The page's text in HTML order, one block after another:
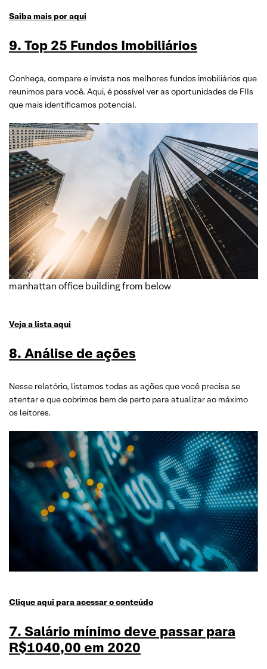
Saiba mais por aqui
9. Top 25 Fundos Imobiliários
Conheça, compare e invista nos melhores fundos imobiliários que
reunimos para você. Aqui, é possível ver as oportunidades de FIIs
que mais identificamos potencial.
manhattan office building from below
Veja a lista aqui
8. Análise de ações
Nesse relatório, listamos todas as ações que você precisa se
atentar e que cobrimos bem de perto para atualizar ao máximo
os leitores.
Clique aqui para acessar o conteúdo
7. Salário mínimo deve passar para
R$1040,00 em 2020